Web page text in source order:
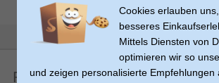
Anzahl der Temperaturzonen
Minimale Betriebstemperatur 10 °C
38 °C
Nutzinhalt Gesamteinheit
Finanzierung
Cookies erlauben
besseres
Mittels Diensten von
optimieren wir so
und zeigen personalisierte Empfehlungen